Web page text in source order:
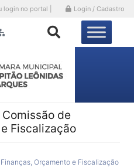
login no portal | Login / Cadastro
de
Fiscalização
Orçamento e Fiscalização